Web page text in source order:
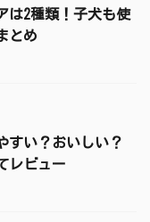
は2種類！子犬も使
とめ
すい？おいしい？
レビュー